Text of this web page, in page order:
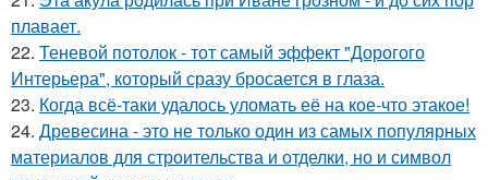
плавает.
22. Теневой потолок - тот самый эффект "Дорогого
Интерьера", который сразу бросается в глаза.
23. Когда всё-таки удалось уломать её на кое-что этакое!
24. Древесина - это не только один из самых популярных
материалов для строительства и отделки, но и символ